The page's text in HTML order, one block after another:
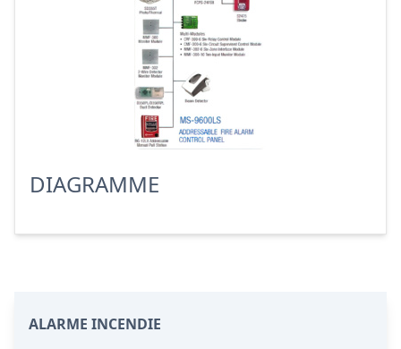
DIAGRAMME
ALARME INCENDIE